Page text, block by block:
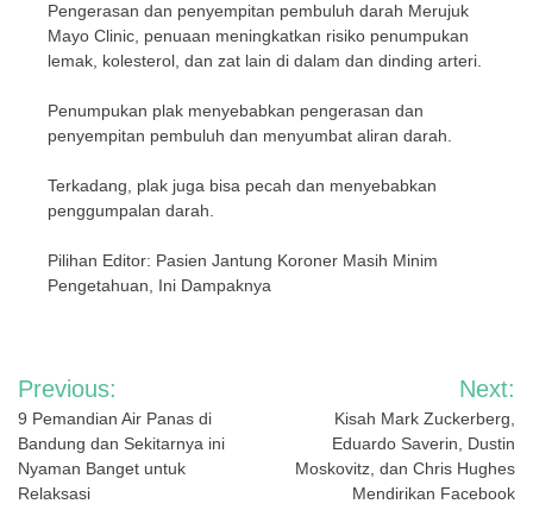
Pengerasan dan penyempitan pembuluh darah Merujuk
Mayo Clinic, penuaan meningkatkan risiko penumpukan
lemak, kolesterol, dan zat lain di dalam dan dinding arteri.
Penumpukan plak menyebabkan pengerasan dan
penyempitan pembuluh dan menyumbat aliran darah.
Terkadang, plak juga bisa pecah dan menyebabkan
penggumpalan darah.
Pilihan Editor: Pasien Jantung Koroner Masih Minim
Pengetahuan, Ini Dampaknya
Navigasi
pos
Previous:
9 Pemandian Air Panas di
Bandung dan Sekitarnya ini
Nyaman Banget untuk
Relaksasi
Next:
Kisah Mark Zuckerberg,
Eduardo Saverin, Dustin
Moskovitz, dan Chris Hughes
Mendirikan Facebook